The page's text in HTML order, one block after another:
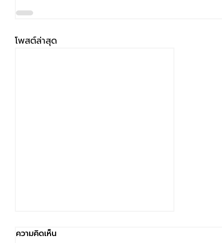
โพสต์ล่าสุด
ความคิดเห็น